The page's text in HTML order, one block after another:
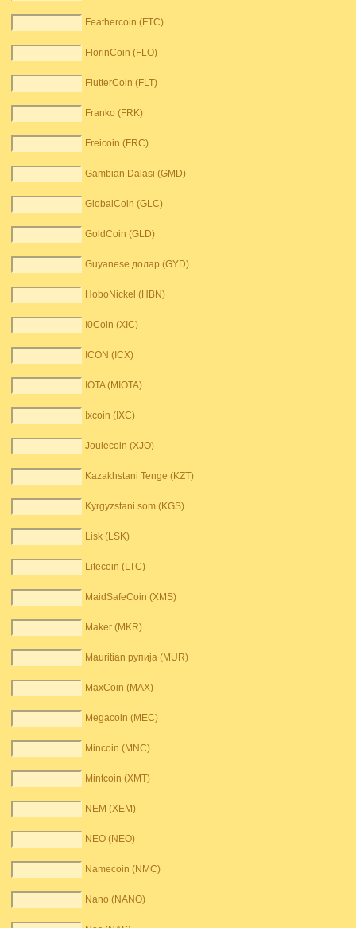
Feathercoin (FTC)
FlorinCoin (FLO)
FlutterCoin (FLT)
Franko (FRK)
Freicoin (FRC)
Gambian Dalasi (GMD)
GlobalCoin (GLC)
GoldCoin (GLD)
Guyanese долар (GYD)
HoboNickel (HBN)
I0Coin (XIC)
ICON (ICX)
IOTA (MIOTA)
Ixcoin (IXC)
Joulecoin (XJO)
Kazakhstani Tenge (KZT)
Kyrgyzstani som (KGS)
Lisk (LSK)
Litecoin (LTC)
MaidSafeCoin (XMS)
Maker (MKR)
Mauritian рупија (MUR)
MaxCoin (MAX)
Megacoin (MEC)
Mincoin (MNC)
Mintcoin (XMT)
NEM (XEM)
NEO (NEO)
Namecoin (NMC)
Nano (NANO)